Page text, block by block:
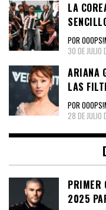
LA
POR
30 DE JULIO
ARIANA
LAS
POR
28 DE JULIO
PRIMER
2025